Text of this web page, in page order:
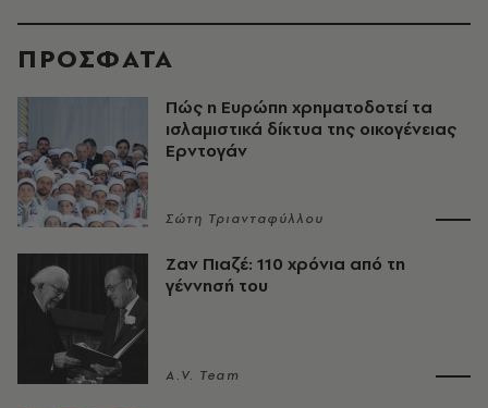
ΠΡΟΣΦΑΤΑ
Πώς η Ευρώπη χρηματοδοτεί τα
ισλαμιστικά δίκτυα της οικογένειας
Ερντογάν
Σώτη Τριανταφύλλου
Ζαν Πιαζέ: 110 χρόνια από τη
γέννησή του
A.V. Team